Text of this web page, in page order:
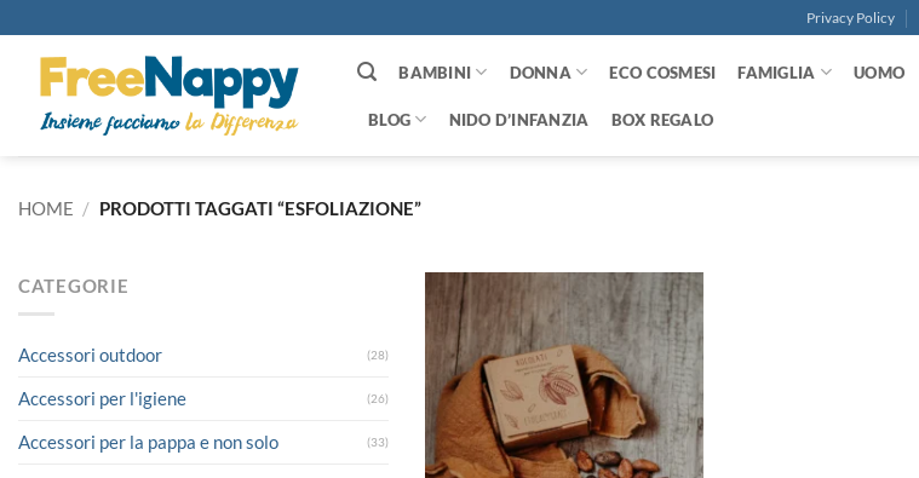
ai
contenuti
Privacy Policy
BAMBINI DONNA ECO COSMESI FAMIGLIA UOMO
BLOG NIDO D’INFANZIA BOX REGALO
HOME / PRODOTTI TAGGATI “ESFOLIAZIONE”
CATEGORIE
Accessori outdoor (28)
Accessori per l'igiene (26)
Accessori per la pappa e non solo (33)
Aggiungi
alla lista
desideri